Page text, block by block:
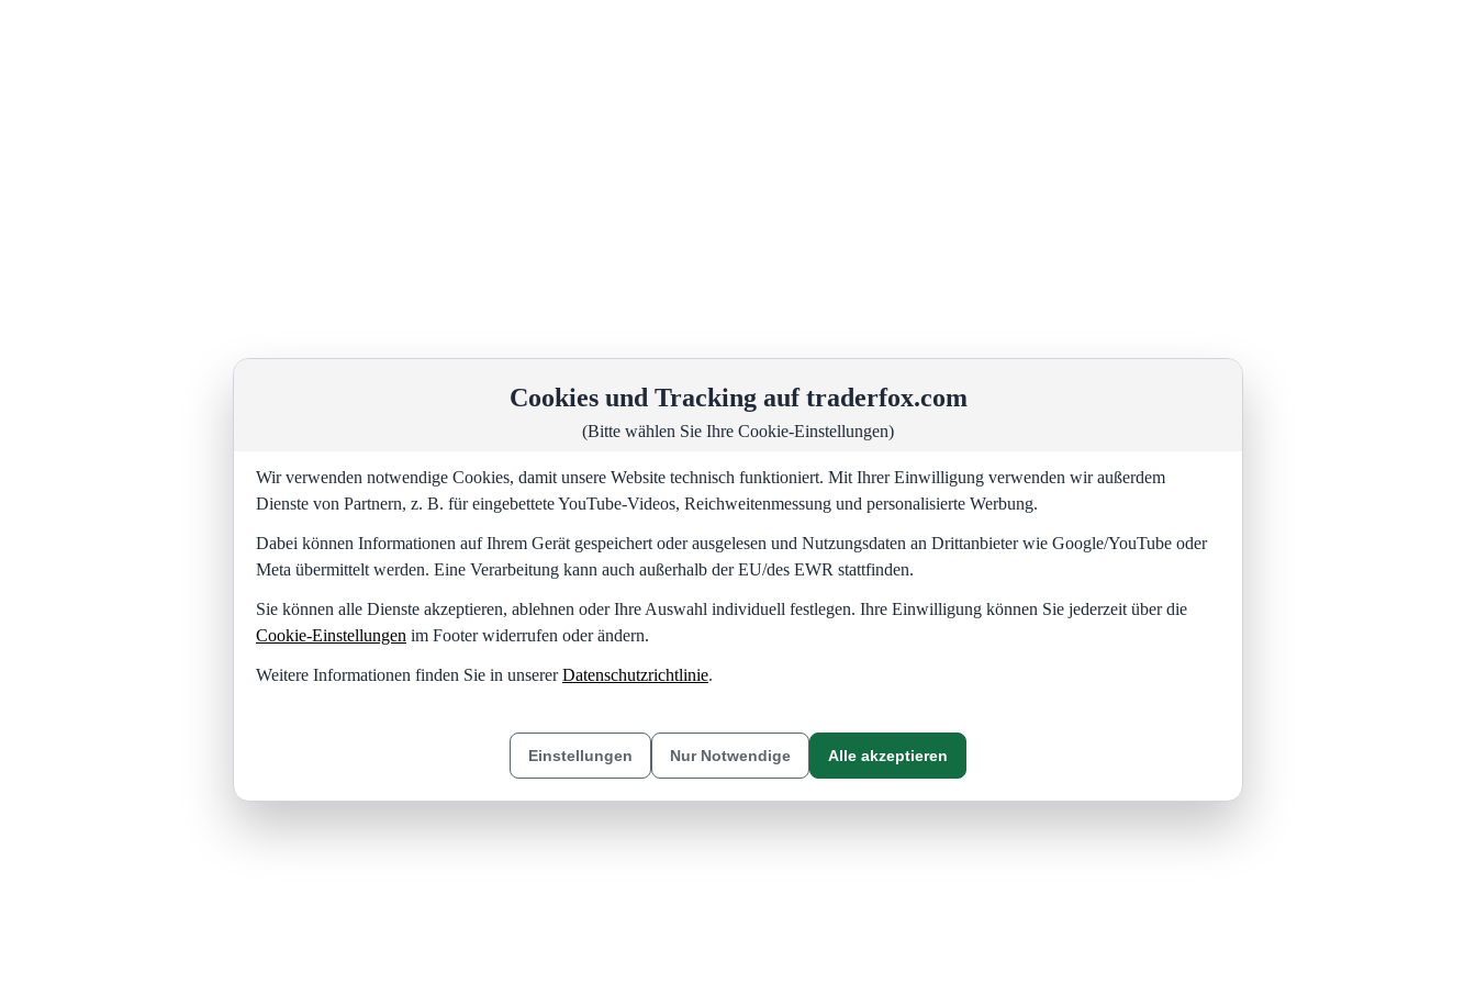
Cookies und Tracking auf traderfox.com
(Bitte wählen Sie Ihre Cookie-Einstellungen)
Wir verwenden notwendige Cookies, damit unsere Website technisch funktioniert. Mit Ihrer Einwilligung verwenden wir außerdem
Dienste von Partnern, z. B. für eingebettete YouTube-Videos, Reichweitenmessung und personalisierte Werbung.
Dabei können Informationen auf Ihrem Gerät gespeichert oder ausgelesen und Nutzungsdaten an Drittanbieter wie Google/YouTube oder
Meta übermittelt werden. Eine Verarbeitung kann auch außerhalb der EU/des EWR stattfinden.
Sie können alle Dienste akzeptieren, ablehnen oder Ihre Auswahl individuell festlegen. Ihre Einwilligung können Sie jederzeit über die
Cookie-Einstellungen im Footer widerrufen oder ändern.
Weitere Informationen finden Sie in unsererDatenschutzrichtlinie.
Einstellungen Nur Notwendige Alle akzeptieren